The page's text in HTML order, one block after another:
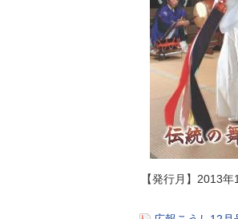
【発行月】2013年